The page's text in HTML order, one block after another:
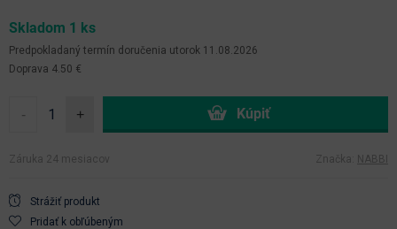
Skladom 1 ks
Predpokladaný termín doručenia utorok 11.08.2026
Doprava 4.50 €
- +
Záruka 24 mesiacov Značka: NABBI
Strážiť produkt
Pridať k obľúbeným